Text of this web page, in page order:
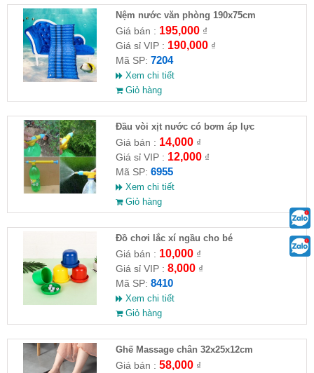
Nệm nước văn phòng 190x75cm
Giá bán : 195,000₫
Giá sỉ VIP : 190,000₫
Mã SP: 7204
Xem chi tiết
Giỏ hàng
Đầu vòi xịt nước có bơm áp lực
Giá bán : 14,000₫
Giá sỉ VIP : 12,000₫
Mã SP: 6955
Xem chi tiết
Giỏ hàng
Đồ chơi lắc xí ngầu cho bé
Giá bán : 10,000₫
Giá sỉ VIP : 8,000₫
Mã SP: 8410
Xem chi tiết
Giỏ hàng
Ghế Massage chân 32x25x12cm
Giá bán : 58,000₫